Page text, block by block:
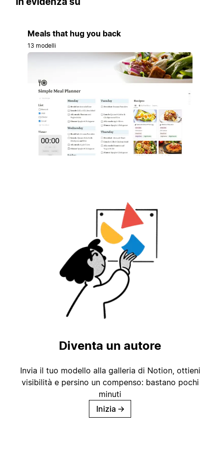
Meals that hug you back
13 modelli
Diventa un autore
Invia il tuo modello alla galleria di Notion, ottieni
visibilità e persino un compenso: bastano pochi
minuti
Inizia →